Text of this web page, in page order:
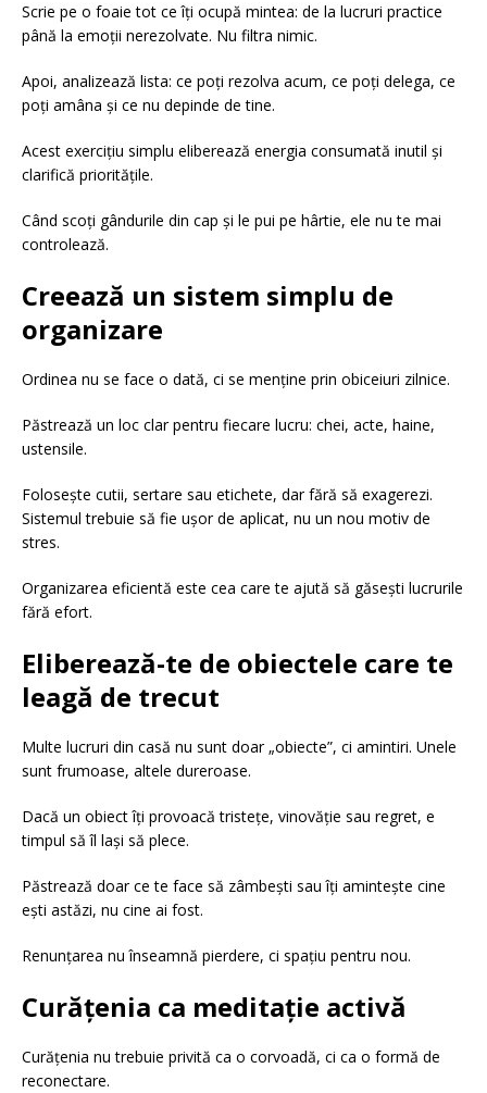
Scrie pe o foaie tot ce îți ocupă mintea: de la lucruri practice
până la emoții nerezolvate. Nu filtra nimic.
Apoi, analizează lista: ce poți rezolva acum, ce poți delega, ce
poți amâna și ce nu depinde de tine.
Acest exercițiu simplu eliberează energia consumată inutil și
clarifică prioritățile.
Când scoți gândurile din cap și le pui pe hârtie, ele nu te mai
controlează.
Creează un sistem simplu de
organizare
Ordinea nu se face o dată, ci se menține prin obiceiuri zilnice.
Păstrează un loc clar pentru fiecare lucru: chei, acte, haine,
ustensile.
Folosește cutii, sertare sau etichete, dar fără să exagerezi.
Sistemul trebuie să fie ușor de aplicat, nu un nou motiv de
stres.
Organizarea eficientă este cea care te ajută să găsești lucrurile
fără efort.
Eliberează-te de obiectele care te
leagă de trecut
Multe lucruri din casă nu sunt doar „obiecte”, ci amintiri. Unele
sunt frumoase, altele dureroase.
Dacă un obiect îți provoacă tristețe, vinovăție sau regret, e
timpul să îl lași să plece.
Păstrează doar ce te face să zâmbești sau îți amintește cine
ești astăzi, nu cine ai fost.
Renunțarea nu înseamnă pierdere, ci spațiu pentru nou.
Curățenia ca meditație activă
Curățenia nu trebuie privită ca o corvoadă, ci ca o formă de
reconectare.